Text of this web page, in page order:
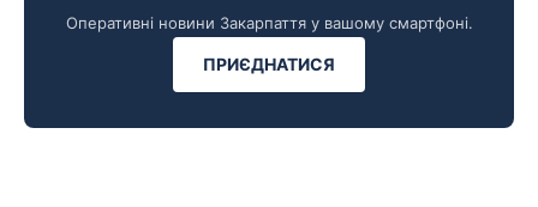
Оперативні новини Закарпаття у вашому смартфоні.
ПРИЄДНАТИСЯ